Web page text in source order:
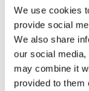
We use cookies
provide social
We also share
our social
may combine it
provided to them
Pattes de
Idéal pour les
Recherchent
auprès des
Ont besoin